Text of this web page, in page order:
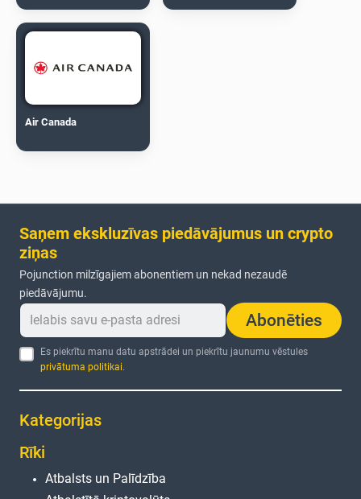
Air Canada
Saņem ekskluzīvas piedāvājumus un crypto
ziņas
Pojunction milzīgajiem abonentiem un nekad nezaudē
piedāvājumu.
Abonēties
Es piekrītu manu datu apstrādei un piekrītu jaunumu vēstules
privātuma politikai.
Kategorijas
Rīki
Atbalsts un Palīdzība